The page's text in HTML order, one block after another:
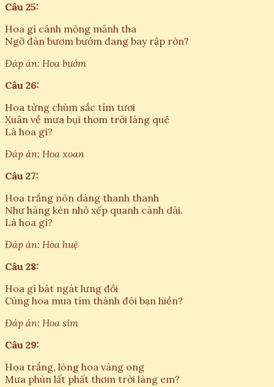
Câu 25:
Hoa gì cánh mỏng mảnh tha
Ngỡ đàn bươm bướm đang bay rập rờn?
Đáp án: Hoa bướm
Câu 26:
Hoa từng chùm sắc tím tươi
Xuân về mưa bụi thơm trời làng quê
Là hoa gì?
Đáp án: Hoa xoan
Câu 27:
Hoa trắng nõn dáng thanh thanh
Như hàng kèn nhỏ xếp quanh cành dài.
Là hoa gì?
Đáp án: Hoa huệ
Câu 28:
Hoa gì bát ngát lưng đồi
Cùng hoa mua tím thành đôi bạn hiền?
Đáp án: Hoa sim
Câu 29:
Hoa trắng, lòng hoa vàng ong
Mưa phùn lất phất thơm trời làng em?